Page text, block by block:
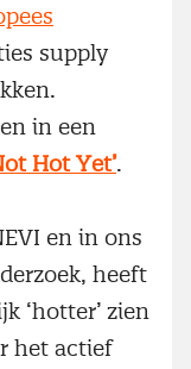
supply
in een
Hot Yet’.
en in ons
heeft
‘hotter’ zien
het actief